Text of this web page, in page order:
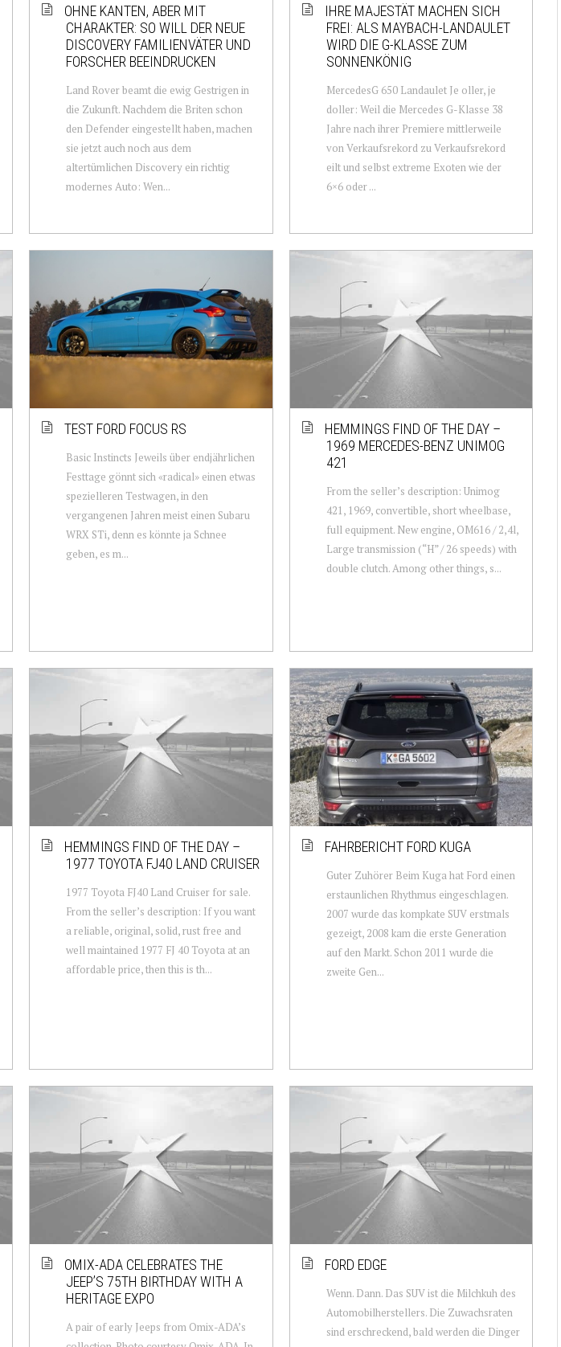
OHNE KANTEN, ABER MIT
CHARAKTER: SO WILL DER NEUE
DISCOVERY FAMILIENVÄTER UND
FORSCHER BEEINDRUCKEN
Land Rover beamt die ewig Gestrigen in
die Zukunft. Nachdem die Briten schon
den Defender eingestellt haben, machen
sie jetzt auch noch aus dem
altertümlichen Discovery ein richtig
modernes Auto: Wen...
IHRE MAJESTÄT MACHEN SICH
FREI: ALS MAYBACH-LANDAULET
WIRD DIE G-KLASSE ZUM
SONNENKÖNIG
MercedesG 650 Landaulet Je oller, je
doller: Weil die Mercedes G-Klasse 38
Jahre nach ihrer Premiere mittlerweile
von Verkaufsrekord zu Verkaufsrekord
eilt und selbst extreme Exoten wie der
6×6 oder ...
TEST FORD FOCUS RS
Basic Instincts Jeweils über endjährlichen
Festtage gönnt sich «radical» einen etwas
spezielleren Testwagen, in den
vergangenen Jahren meist einen Subaru
WRX STi, denn es könnte ja Schnee
geben, es m...
HEMMINGS FIND OF THE DAY –
1969 MERCEDES-BENZ UNIMOG
421
From the seller’s description: Unimog
421, 1969, convertible, short wheelbase,
full equipment. New engine, OM616 / 2,4l,
Large transmission (“H” / 26 speeds) with
double clutch. Among other things, s...
HEMMINGS FIND OF THE DAY –
1977 TOYOTA FJ40 LAND CRUISER
1977 Toyota FJ40 Land Cruiser for sale.
From the seller’s description: If you want
a reliable, original, solid, rust free and
well maintained 1977 FJ 40 Toyota at an
affordable price, then this is th...
FAHRBERICHT FORD KUGA
Guter Zuhörer Beim Kuga hat Ford einen
erstaunlichen Rhythmus eingeschlagen.
2007 wurde das kompkate SUV erstmals
gezeigt, 2008 kam die erste Generation
auf den Markt. Schon 2011 wurde die
zweite Gen...
OMIX-ADA CELEBRATES THE
JEEP’S 75TH BIRTHDAY WITH A
HERITAGE EXPO
A pair of early Jeeps from Omix-ADA’s
FORD EDGE
Wenn. Dann. Das SUV ist die Milchkuh des
Automobilherstellers. Die Zuwachsraten
sind erschreckend, bald werden die Dinger